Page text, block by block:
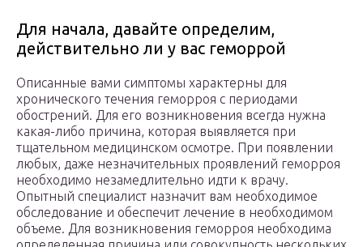
Для начала, давайте определим,
действительно ли у вас геморрой
Описанные вами симптомы характерны для
хронического течения геморроя с периодами
обострений. Для его возникновения всегда нужна
какая-либо причина, которая выявляется при
тщательном медицинском осмотре. При появлении
любых, даже незначительных проявлений геморроя
необходимо незамедлительно идти к врачу.
Опытный специалист назначит вам необходимое
обследование и обеспечит лечение в необходимом
объеме. Для возникновения геморроя необходима